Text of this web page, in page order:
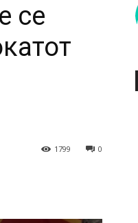
се
0
1799